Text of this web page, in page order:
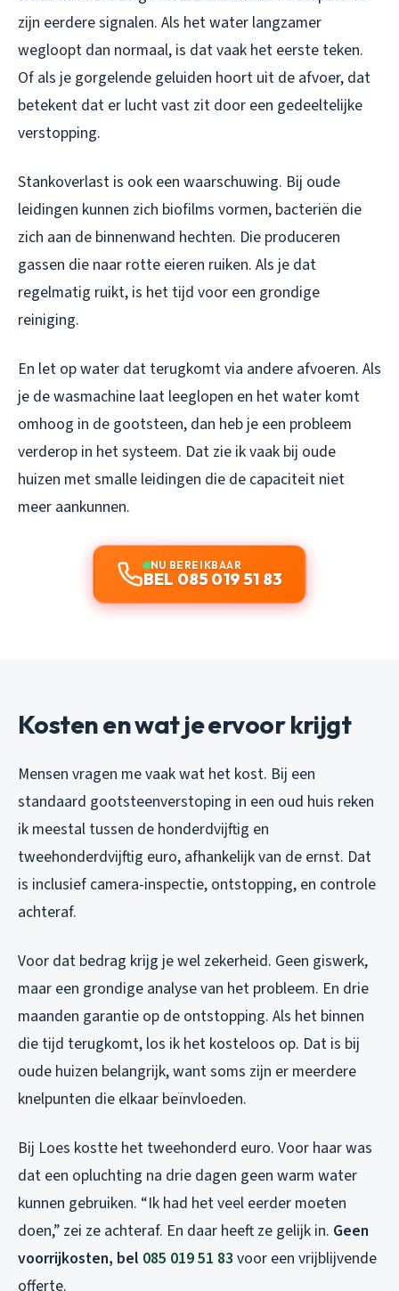
zijn eerdere signalen. Als het water langzamer
wegloopt dan normaal, is dat vaak het eerste teken.
Of als je gorgelende geluiden hoort uit de afvoer, dat
betekent dat er lucht vast zit door een gedeeltelijke
verstopping.
Stankoverlast is ook een waarschuwing. Bij oude
leidingen kunnen zich biofilms vormen, bacteriën die
zich aan de binnenwand hechten. Die produceren
gassen die naar rotte eieren ruiken. Als je dat
regelmatig ruikt, is het tijd voor een grondige
reiniging.
En let op water dat terugkomt via andere afvoeren. Als
je de wasmachine laat leeglopen en het water komt
omhoog in de gootsteen, dan heb je een probleem
verderop in het systeem. Dat zie ik vaak bij oude
huizen met smalle leidingen die de capaciteit niet
meer aankunnen.
NU BEREIKBAAR
BEL 085 019 51 83
Kosten en wat je ervoor krijgt
Mensen vragen me vaak wat het kost. Bij een
standaard gootsteenverstoping in een oud huis reken
ik meestal tussen de honderdvijftig en
tweehonderdvijftig euro, afhankelijk van de ernst. Dat
is inclusief camera-inspectie, ontstopping, en controle
achteraf.
Voor dat bedrag krijg je wel zekerheid. Geen giswerk,
maar een grondige analyse van het probleem. En drie
maanden garantie op de ontstopping. Als het binnen
die tijd terugkomt, los ik het kosteloos op. Dat is bij
oude huizen belangrijk, want soms zijn er meerdere
knelpunten die elkaar beïnvloeden.
Bij Loes kostte het tweehonderd euro. Voor haar was
dat een opluchting na drie dagen geen warm water
kunnen gebruiken. “Ik had het veel eerder moeten
doen,” zei ze achteraf. En daar heeft ze gelijk in. Geen
voorrijkosten, bel 085 019 51 83 voor een vrijblijvende
offerte.